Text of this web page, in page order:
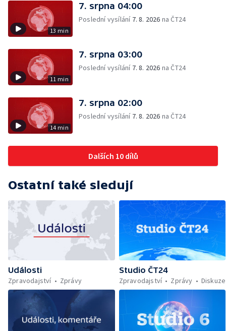
13 min
7. srpna 04:00
Poslední vysílání 7. 8. 2026 na ČT24
11 min
7. srpna 03:00
Poslední vysílání 7. 8. 2026 na ČT24
14 min
7. srpna 02:00
Poslední vysílání 7. 8. 2026 na ČT24
Dalších 10 dílů
Ostatní také sledují
Události
Zpravodajství
Zprávy
Studio ČT24
Zpravodajství
Zprávy Diskuze